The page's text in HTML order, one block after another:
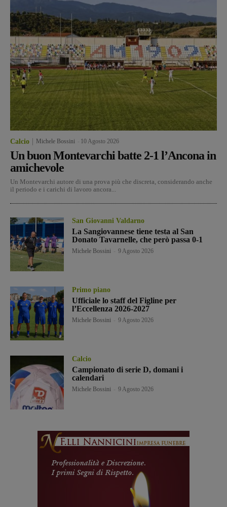
Calcio Michele Bossini 10 Agosto 2026
Un buon Montevarchi batte 2-1 l’Ancona in
amichevole
Un Montevarchi autore di una prova più che discreta, considerando anche
il periodo e i carichi di lavoro ancora...
San Giovanni Valdarno
La Sangiovannese tiene testa al San
Donato Tavarnelle, che però passa 0-1
Michele Bossini 9 Agosto 2026
Primo piano
Ufficiale lo staff del Figline per
l’Eccellenza 2026-2027
Michele Bossini 9 Agosto 2026
Calcio
Campionato di serie D, domani i
calendari
Michele Bossini 9 Agosto 2026